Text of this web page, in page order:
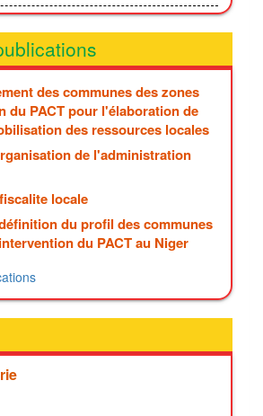
des communes des zones
du PACT pour l'élaboration de
des ressources locales
de l'administration
locale
du profil des communes
du PACT au Niger